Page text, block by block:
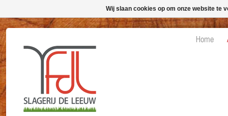
Home
Wij slaan cookies op om onze website te